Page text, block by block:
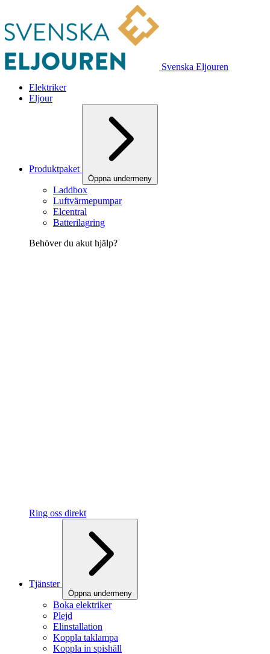
Svenska Eljouren
Elektriker
Eljour
Produktpaket
Öppna undermeny
Laddbox
Luftvärmepumpar
Elcentral
Batterilagring
Behöver du akut hjälp?
Ring oss direkt
Tjänster
Öppna undermeny
Boka elektriker
Plejd
Elinstallation
Koppla taklampa
Koppla in spishäll